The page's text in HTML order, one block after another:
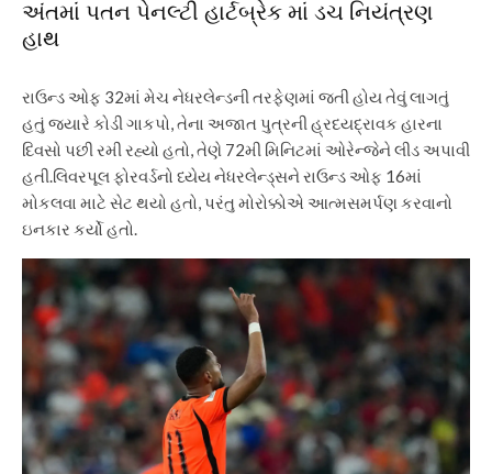
અંતમાં પતન પેનલ્ટી હાર્ટબ્રેક માં ડચ નિયંત્રણ
હાથ
રાઉન્ડ ઓફ 32માં મેચ નેધરલેન્ડની તરફેણમાં જતી હોય તેવું લાગતું
હતું જ્યારે કોડી ગાકપો, તેના અજાત પુત્રની હ્રદયદ્રાવક હારના
દિવસો પછી રમી રહ્યો હતો, તેણે 72મી મિનિટમાં ઓરેન્જેને લીડ અપાવી
હતી.લિવરપૂલ ફોરવર્ડનો ધ્યેય નેધરલેન્ડ્સને રાઉન્ડ ઓફ 16માં
મોકલવા માટે સેટ થયો હતો, પરંતુ મોરોક્કોએ આત્મસમર્પણ કરવાનો
ઇનકાર કર્યો હતો.